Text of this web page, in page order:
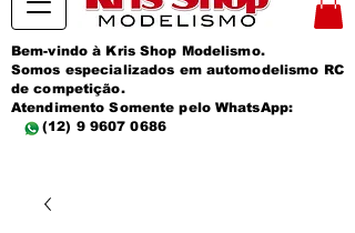
Bem-vindo à Kris Shop Modelismo.
Somos especializados em automodelismo RC
de competição.
Atendimento Somente pelo WhatsApp:
(12) 9 9607 0686